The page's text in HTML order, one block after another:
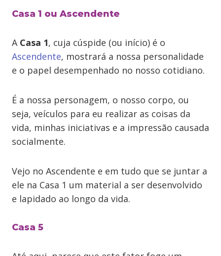
Casa 1 ou Ascendente
A Casa 1, cuja cúspide (ou início) é o
Ascendente, mostrará a nossa personalidade
e o papel desempenhado no nosso cotidiano.
É a nossa personagem, o nosso corpo, ou
seja, veículos para eu realizar as coisas da
vida, minhas iniciativas e a impressão causada
socialmente.
Vejo no Ascendente e em tudo que se juntar a
ele na Casa 1 um material a ser desenvolvido
e lapidado ao longo da vida.
Casa 5